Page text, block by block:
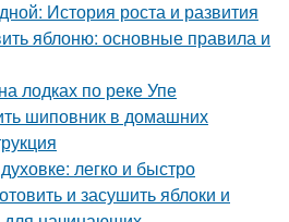
История роста и развития
яблоню: основные правила и
лодках по реке Упе
шиповник в домашних
легко и быстро
и засушить яблоки и